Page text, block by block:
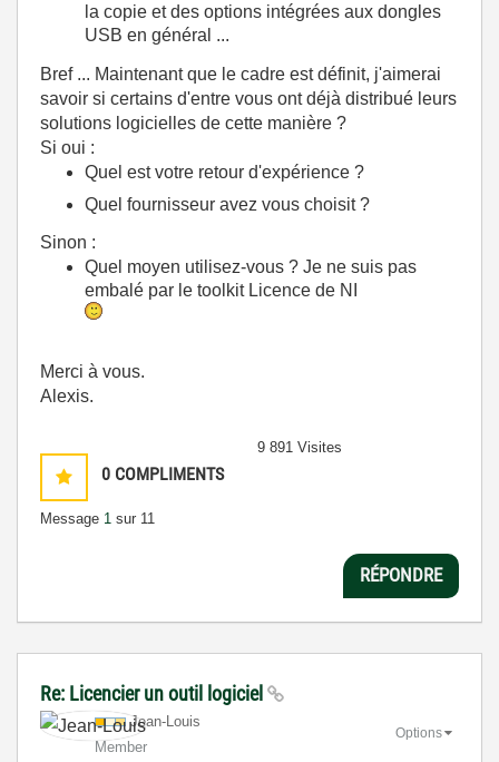
la copie et des options intégrées aux dongles
USB en général ...
Bref ... Maintenant que le cadre est définit, j'aimerai
savoir si certains d'entre vous ont déjà distribué leurs
solutions logicielles de cette manière ?
Si oui :
Quel est votre retour d'expérience ?
Quel fournisseur avez vous choisit ?
Sinon :
Quel moyen utilisez-vous ? Je ne suis pas
embalé par le toolkit Licence de NI
Merci à vous.
Alexis.
0 COMPLIMENTS
Message 1 sur 11
9 891 Visites
RÉPONDRE
Re: Licencier un outil logiciel
Jean-Louis
Member
Options